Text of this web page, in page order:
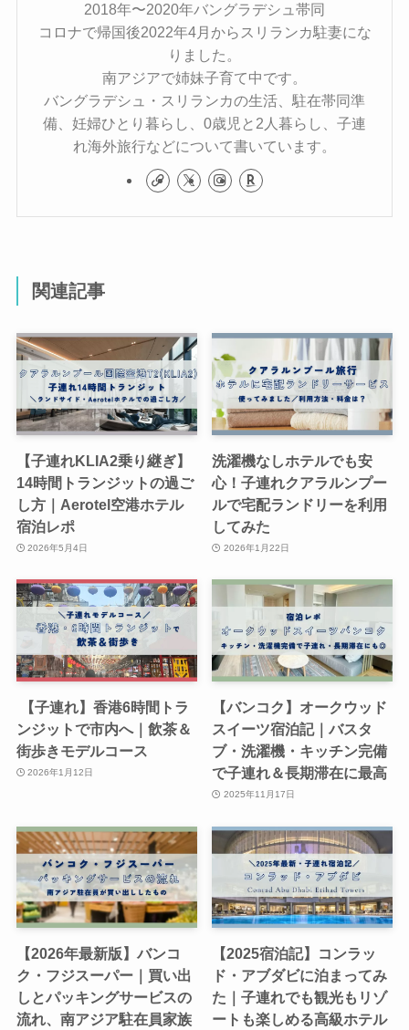
2018年〜2020年バングラデシュ帯同
コロナで帰国後2022年4月からスリランカ駐妻にな
りました。
南アジアで姉妹子育て中です。
バングラデシュ・スリランカの生活、駐在帯同準
備、妊婦ひとり暮らし、0歳児と2人暮らし、子連
れ海外旅行などについて書いています。
関連記事
【子連れKLIA2乗り継ぎ】
14時間トランジットの過ご
し方｜Aerotel空港ホテル
宿泊レポ
2026年5月4日
洗濯機なしホテルでも安
心！子連れクアラルンプー
ルで宅配ランドリーを利用
してみた
2026年1月22日
【子連れ】香港6時間トラ
ンジットで市内へ｜飲茶＆
街歩きモデルコース
2026年1月12日
【バンコク】オークウッド
スイーツ宿泊記｜バスタ
ブ・洗濯機・キッチン完備
で子連れ＆長期滞在に最高
2025年11月17日
【2026年最新版】バンコ
ク・フジスーパー｜買い出
しとパッキングサービスの
流れ、南アジア駐在員家族
【2025宿泊記】コンラッ
ド・アブダビに泊まってみ
た｜子連れでも観光もリゾ
ートも楽しめる高級ホテル